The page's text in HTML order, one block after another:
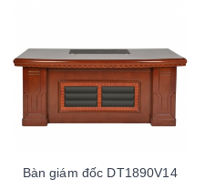
Bàn giám đốc DT1890V14